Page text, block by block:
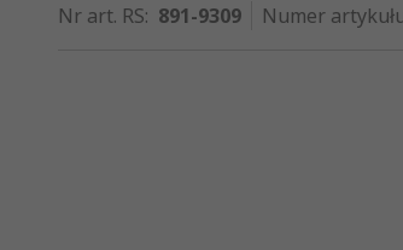
Nr art. RS: 891-9309 Numer